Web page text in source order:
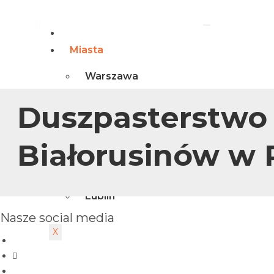
Miasta
Warszawa
Kraków
Białystok
Wrocław
Lublin
X
Duszpasterstwo
Białorusinów w
Nasze social media